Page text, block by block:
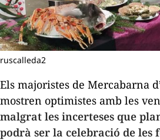
ruscalleda2
Els majoristes de Mercabarna
mostren optimistes amb les
malgrat les incerteses que
podrà ser la celebració de les